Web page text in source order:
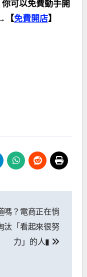
可以免費動手開
【免費開店】
嗎？電商正在悄
汰「看起來很努
力」的人▮